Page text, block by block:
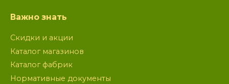
Важно знать
Скидки и акции
Каталог магазинов
Каталог фабрик
Нормативные документы